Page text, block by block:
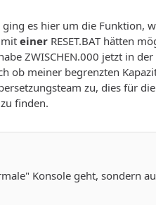
ging es hier um die Funktion,
einer RESET.BAT hätten
ZWISCHEN.000 jetzt in
ob meiner begrenzten
zu, dies für
finden.
Konsole geht, sondern